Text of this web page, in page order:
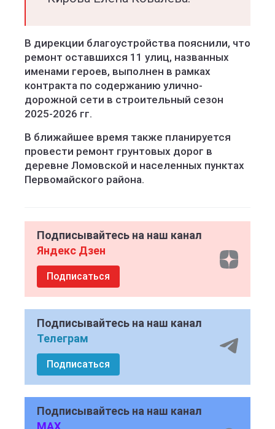
В дирекции благоустройства пояснили, что
ремонт оставшихся 11 улиц, названных
именами героев, выполнен в рамках
контракта по содержанию улично-
дорожной сети в строительный сезон
2025-2026 гг.
В ближайшее время также планируется
провести ремонт грунтовых дорог в
деревне Ломовской и населенных пунктах
Первомайского района.
Подписывайтесь на наш канал
Яндекс Дзен
Подписаться
Подписывайтесь на наш канал
Телеграм
Подписаться
Подписывайтесь на наш канал
MAX